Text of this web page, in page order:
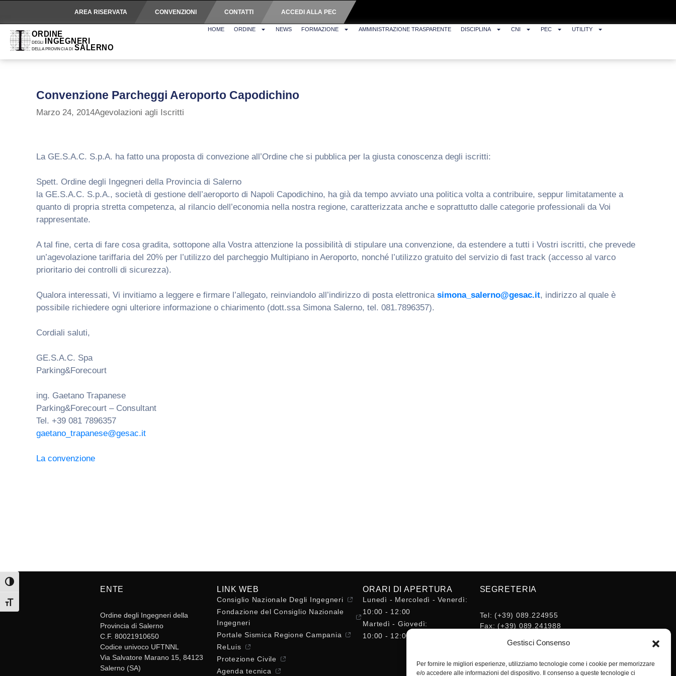
Gestisci Consenso
Per fornire le migliori esperienze, utilizziamo tecnologie come i cookie per memorizzare
e/o accedere alle informazioni del dispositivo. Il consenso a queste tecnologie ci
AREA RISERVATA CONVENZIONI CONTATTI ACCEDI ALLA PEC
HOME ORDINE NEWS FORMAZIONE AMMINISTRAZIONE TRASPARENTE DISCIPLINA CNI PEC UTILITY
Convenzione Parcheggi Aeroporto Capodichino
Marzo 24, 2014Agevolazioni agli Iscritti
La GE.S.A.C. S.p.A. ha fatto una proposta di convezione all’Ordine che si pubblica per la giusta conoscenza degli iscritti:
Spett. Ordine degli Ingegneri della Provincia di Salerno
la GE.S.A.C. S.p.A., società di gestione dell’aeroporto di Napoli Capodichino, ha già da tempo avviato una politica volta a contribuire, seppur limitatamente a
quanto di propria stretta competenza, al rilancio dell’economia nella nostra regione, caratterizzata anche e soprattutto dalle categorie professionali da Voi
rappresentate.
A tal fine, certa di fare cosa gradita, sottopone alla Vostra attenzione la possibilità di stipulare una convenzione, da estendere a tutti i Vostri iscritti, che prevede
un’agevolazione tariffaria del 20% per l’utilizzo del parcheggio Multipiano in Aeroporto, nonché l’utilizzo gratuito del servizio di fast track (accesso al varco
prioritario dei controlli di sicurezza).
Qualora interessati, Vi invitiamo a leggere e firmare l’allegato, reinviandolo all’indirizzo di posta elettronica simona_salerno@gesac.it, indirizzo al quale è
possibile richiedere ogni ulteriore informazione o chiarimento (dott.ssa Simona Salerno, tel. 081.7896357).
Cordiali saluti,
GE.S.A.C. Spa
Parking&Forecourt
ing. Gaetano Trapanese
Parking&Forecourt – Consultant
Tel. +39 081 7896357
gaetano_trapanese@gesac.it
La convenzione
Attiva/disattiva alto contrasto
Attiva/disattiva dimensione testo
ENTE
Ordine degli Ingegneri della
Provincia di Salerno
C.F. 80021910650
Codice univoco UFTNNL
Via Salvatore Marano 15, 84123
Salerno (SA)
LINK WEB
Consiglio Nazionale Degli Ingegneri
Fondazione del Consiglio Nazionale
Ingegneri
Portale Sismica Regione Campania
ReLuis
Protezione Civile
Agenda tecnica
ORARI DI APERTURA
Lunedì - Mercoledì - Venerdì:
10:00 - 12:00
Martedì - Giovedì:
10:00 - 12:00 / 14:30 - 16:30
SEGRETERIA
Tel: (+39) 089.224955
Fax: (+39) 089.241988
segreteria@ordineingsa.it
segreteria.ordine@ordingsa.it